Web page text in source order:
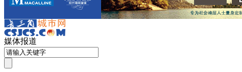
媒体报道